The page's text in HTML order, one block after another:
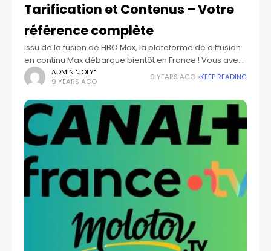
Tarification et Contenus – Votre
référence complète
issu de la fusion de HBO Max, la plateforme de diffusion
en continu Max débarque bientôt en France ! Vous avez
hâte de connaître la date exacte, les tarifs proposés,
ADMIN "JOLY"
9 YEARS AGO
9 YEARS AGO KEEP READING